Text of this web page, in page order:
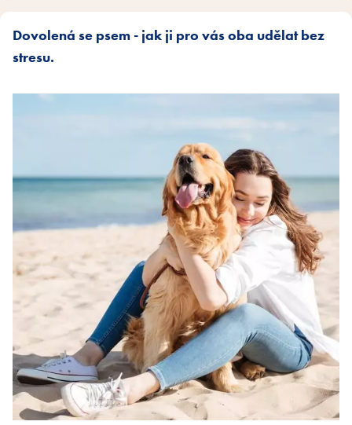
Dovolená se psem - jak ji pro vás oba udělat bez
stresu.